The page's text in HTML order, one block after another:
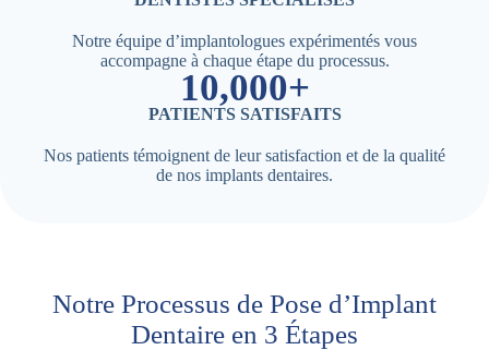
Notre équipe d’implantologues expérimentés vous
accompagne à chaque étape du processus.
10,000+
PATIENTS SATISFAITS
Nos patients témoignent de leur satisfaction et de la qualité
de nos implants dentaires.
Notre Processus de Pose d’Implant
Dentaire en 3 Étapes